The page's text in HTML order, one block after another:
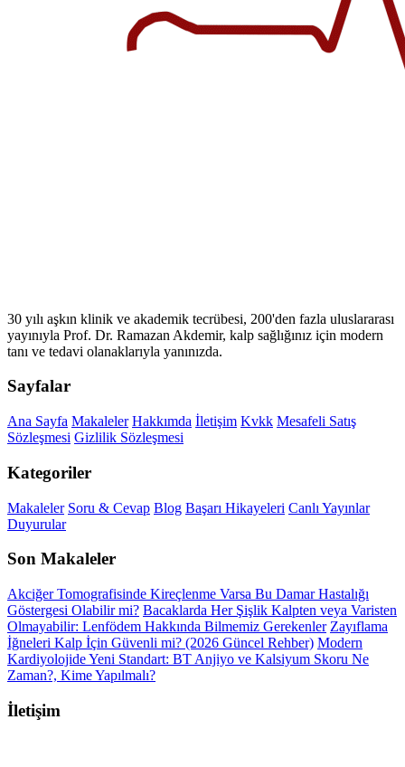
30 yılı aşkın klinik ve akademik tecrübesi, 200'den fazla uluslararası
yayınıyla Prof. Dr. Ramazan Akdemir, kalp sağlığınız için modern
tanı ve tedavi olanaklarıyla yanınızda.
Sayfalar
Ana Sayfa Makaleler Hakkımda İletişim Kvkk Mesafeli Satış
Sözleşmesi Gizlilik Sözleşmesi
Kategoriler
Makaleler Soru & Cevap Blog Başarı Hikayeleri Canlı Yayınlar
Duyurular
Son Makaleler
Akciğer Tomografisinde Kireçlenme Varsa Bu Damar Hastalığı
Göstergesi Olabilir mi? Bacaklarda Her Şişlik Kalpten veya Varisten
Olmayabilir: Lenfödem Hakkında Bilmemiz Gerekenler Zayıflama
İğneleri Kalp İçin Güvenli mi? (2026 Güncel Rehber) Modern
Kardiyolojide Yeni Standart: BT Anjiyo ve Kalsiyum Skoru Ne
Zaman?, Kime Yapılmalı?
İletişim